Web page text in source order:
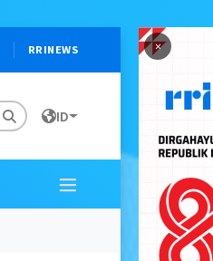
×
RRINEWS
ID